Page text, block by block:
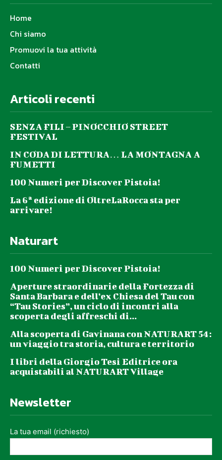
Home
Chi siamo
Promuovi la tua attività
Contatti
Articoli recenti
SENZA FILI – PINOCCHIO STREET
FESTIVAL
IN CODA DI LETTURA… LA MONTAGNA A
FUMETTI
100 Numeri per Discover Pistoia!
La 6ª edizione di OltreLaRocca sta per
arrivare!
Naturart
100 Numeri per Discover Pistoia!
Aperture straordinarie della Fortezza di
Santa Barbara e dell’ex Chiesa del Tau con
“Tau Stories”, un ciclo di incontri alla
scoperta degli affreschi di...
Alla scoperta di Gavinana con NATURART 54:
un viaggio tra storia, cultura e territorio
I libri della Giorgio Tesi Editrice ora
acquistabili al NATURART Village
Newsletter
La tua email (richiesto)